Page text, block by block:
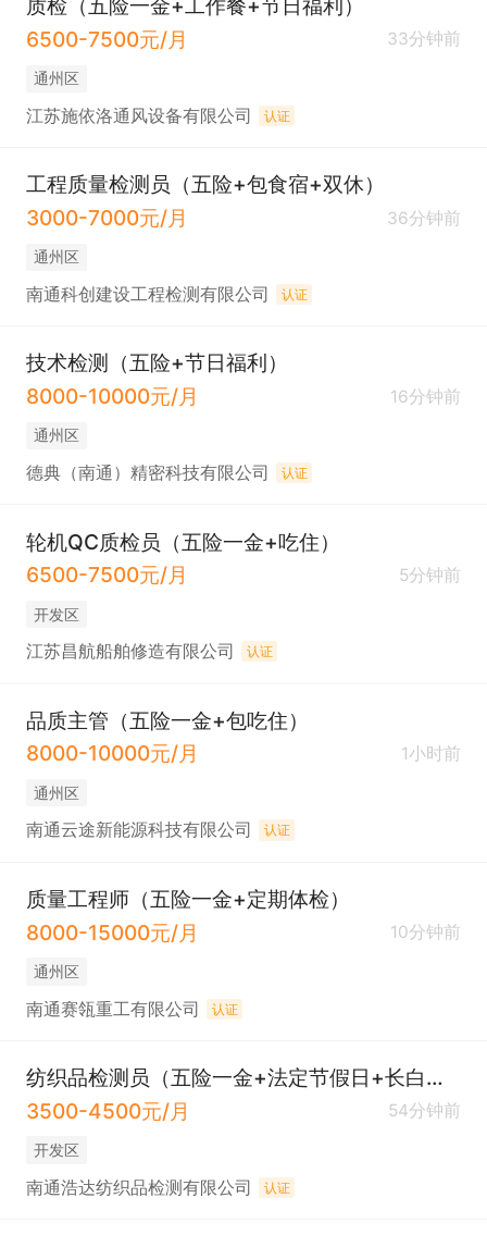
质检（五险一金+工作餐+节日福利）
6500-7500元/月
33分钟前
通州区
江苏施依洛通风设备有限公司 认证
工程质量检测员（五险+包食宿+双休）
3000-7000元/月
36分钟前
通州区
南通科创建设工程检测有限公司 认证
技术检测（五险+节日福利）
8000-10000元/月
16分钟前
通州区
德典（南通）精密科技有限公司 认证
轮机QC质检员（五险一金+吃住）
6500-7500元/月
5分钟前
开发区
江苏昌航船舶修造有限公司 认证
品质主管（五险一金+包吃住）
8000-10000元/月
1小时前
通州区
南通云途新能源科技有限公司 认证
质量工程师（五险一金+定期体检）
8000-15000元/月
10分钟前
通州区
南通赛瓴重工有限公司 认证
纺织品检测员（五险一金+法定节假日+长白班）
3500-4500元/月
54分钟前
开发区
南通浩达纺织品检测有限公司 认证